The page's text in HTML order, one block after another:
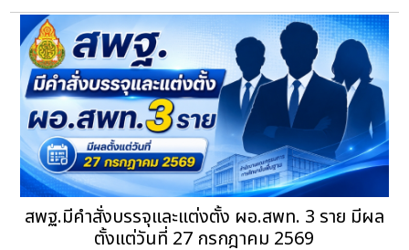
สพฐ.มีคำสั่งบรรจุและแต่งตั้ง ผอ.สพท. 3 ราย มีผล
ตั้งแต่วันที่ 27 กรกฎาคม 2569